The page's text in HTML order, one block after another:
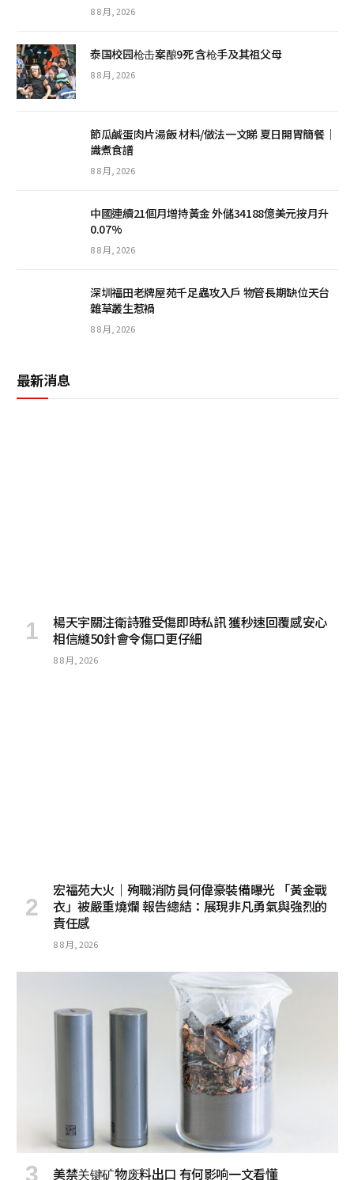
8 8 月, 2026
泰国校园枪击案酿9死 含枪手及其祖父母
8 8 月, 2026
節瓜鹹蛋肉片湯飯 材料/做法一文睇 夏日開胃簡餐｜
識煮食譜
8 8 月, 2026
中國連續21個月增持黃金 外儲34188億美元按月升
0.07%
8 8 月, 2026
深圳福田老牌屋苑千足蟲攻入戶 物管長期缺位天台
雜草叢生惹禍
8 8 月, 2026
最新消息
楊天宇關注衛詩雅受傷即時私訊 獲秒速回覆感安心
相信縫50針會令傷口更仔細
8 8 月, 2026
宏福苑大火｜殉職消防員何偉豪裝備曝光 「黃金戰
衣」被嚴重燒爛 報告總結：展現非凡勇氣與強烈的
責任感
8 8 月, 2026
美禁关键矿物废料出口 有何影响一文看懂